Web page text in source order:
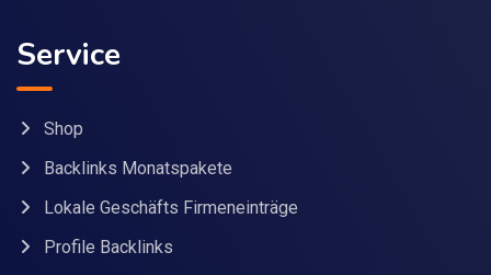
Service
Shop
Backlinks Monatspakete
Lokale Geschäfts Firmeneinträge
Profile Backlinks